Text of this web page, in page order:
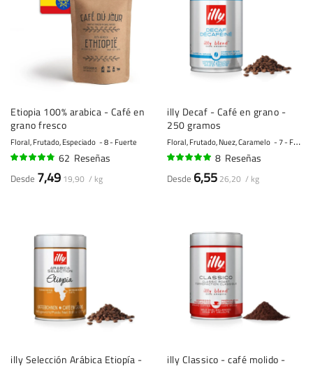
Etiopia 100% arabica - Café en
grano fresco
Floral, Frutado, Especiado 8 - Fuerte
62 Reseñas
Desde 7,49 19,90 / kg
illy Decaf - Café en grano -
250 gramos
Floral, Frutado, Nuez, Caramelo 7 - Fuerte
8 Reseñas
Desde 6,55 26,20 / kg
illy Selección Arábica Etiopía -
illy Classico - café molido -